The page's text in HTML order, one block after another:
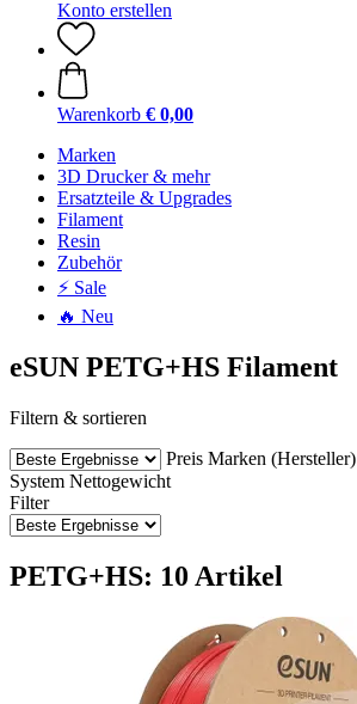
Konto erstellen
Warenkorb € 0,00
Marken
3D Drucker & mehr
Ersatzteile & Upgrades
Filament
Resin
Zubehör
⚡ Sale
🔥 Neu
eSUN PETG+HS Filament
Filtern & sortieren
Preis Marken (Hersteller)
System Nettogewicht
Filter
PETG+HS: 10 Artikel